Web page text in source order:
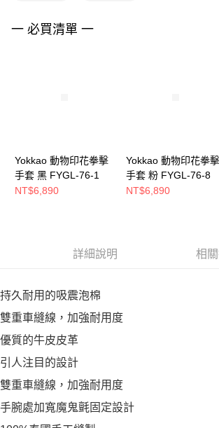
４．使用「AFTEE先享後付」時，將依據個別帳號之
一 必買清單 一
Yokkao 動物印花拳擊
手套 黑 FYGL-76-1
NT$6,890
Yokkao 動物印花拳擊
手套 粉 FYGL-76-8
NT$6,890
詳細說明 相
持久耐用的吸震泡棉
雙重車縫線，加強耐用度
優質的牛皮皮革
引人注目的設計
雙重車縫線，加強耐用度
手腕處加寬魔鬼氈固定設計